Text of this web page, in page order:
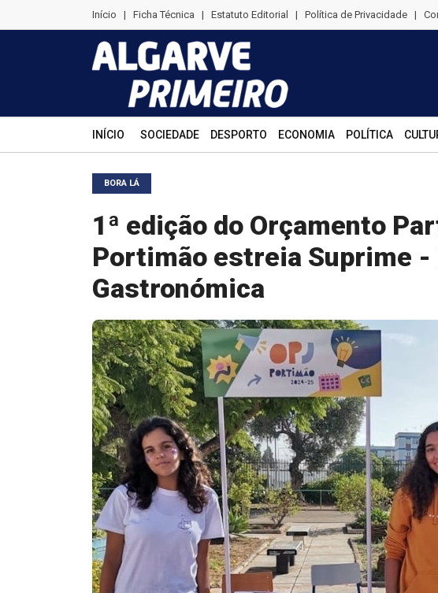
Início | Ficha Técnica | Estatuto Editorial | Política de Privacidade |
INÍCIO SOCIEDADE DESPORTO ECONOMIA POLÍTICA
BORA LÁ
1ª edição do Orçamento
Portimão estreia Suprime -
Gastronómica